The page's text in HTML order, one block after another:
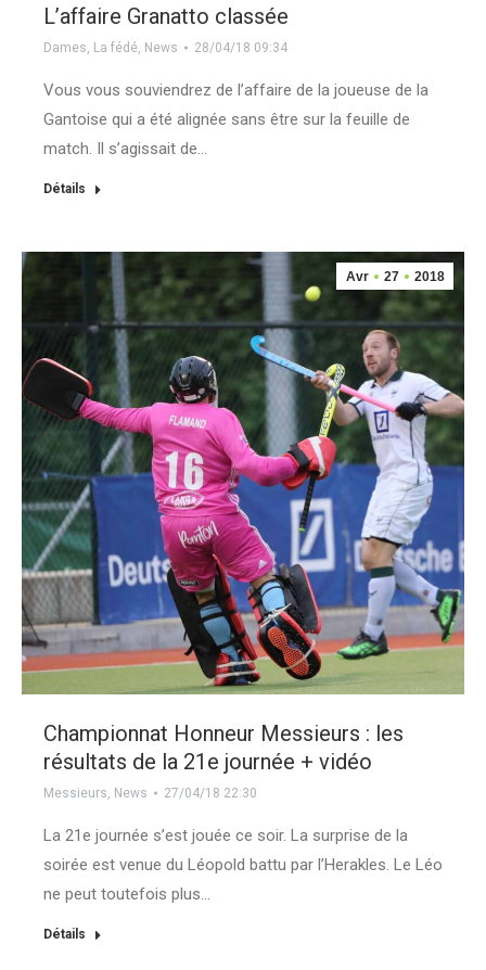
L’affaire Granatto classée
Dames, La fédé, News 28/04/18 09:34
Vous vous souviendrez de l’affaire de la joueuse de la
Gantoise qui a été alignée sans être sur la feuille de
match. Il s’agissait de…
Détails
Avr 27 2018
Championnat Honneur Messieurs : les
résultats de la 21e journée + vidéo
Messieurs, News 27/04/18 22:30
La 21e journée s’est jouée ce soir. La surprise de la
soirée est venue du Léopold battu par l’Herakles. Le Léo
ne peut toutefois plus…
Détails